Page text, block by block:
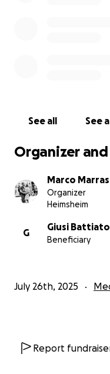
See all See
Organizer
Marco Marras
Organizer
Heimsheim
G
Giusi Battiato
Beneficiary
July 26th, 2025
Report